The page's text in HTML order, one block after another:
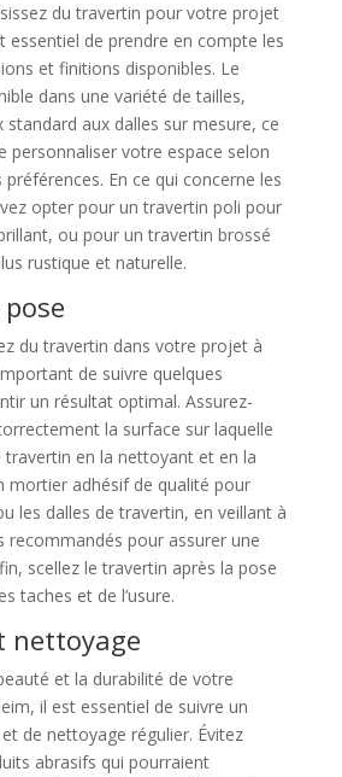
du travertin pour votre projet
essentiel de prendre en compte les
et finitions disponibles. Le
dans une variété de tailles,
standard aux dalles sur mesure, ce
personnaliser votre espace selon
En ce qui concerne les
opter pour un travertin poli pour
ou pour un travertin brossé
rustique et naturelle.
du travertin dans votre projet à
de suivre quelques
un résultat optimal. Assurez-
la surface sur laquelle
travertin en la nettoyant et en la
mortier adhésif de qualité pour
les dalles de travertin, en veillant à
recommandés pour assurer une
scellez le travertin après la pose
taches et de l’usure.
nettoyage
et la durabilité de votre
il est essentiel de suivre un
de nettoyage régulier. Évitez
abrasifs qui pourraient